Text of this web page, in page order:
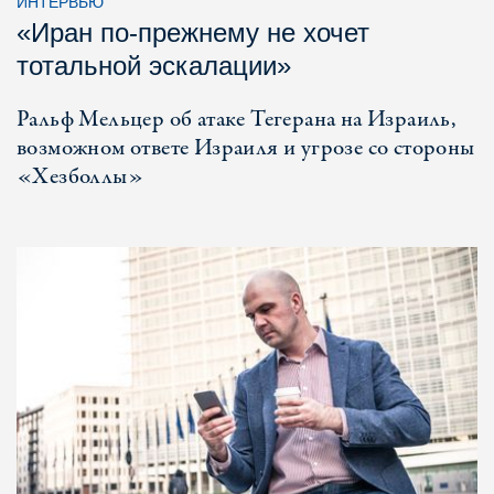
«Иран по-прежнему не хочет
тотальной эскалации»
Ральф Мельцер об атаке Тегерана на Израиль,
возможном ответе Израиля и угрозе со стороны
«Хезболлы»